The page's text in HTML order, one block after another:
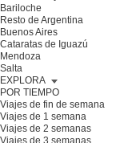
Bariloche
Resto de Argentina
Buenos Aires
Cataratas de Iguazú
Mendoza
Salta
EXPLORA
POR TIEMPO
Viajes de fin de semana
Viajes de 1 semana
Viajes de 2 semanas
Viajes de 3 semanas